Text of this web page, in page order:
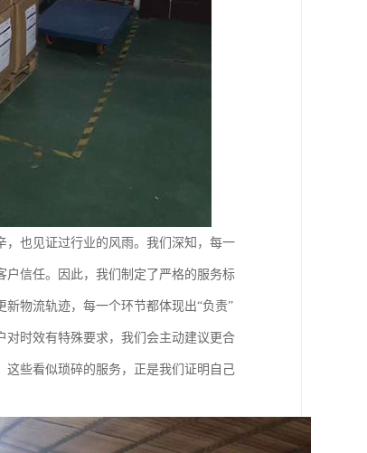
，也见证过行业的风雨。我们深知，每一
信任。因此，我们制定了严格的服务标
物流轨迹，每一个环节都体现出“负责”
时效有特殊要求，我们会主动建议更合
些看似琐碎的服务，正是我们证明自己